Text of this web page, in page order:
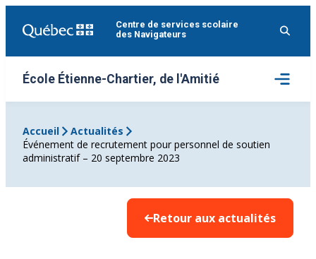
Centre de services scolaire
des Navigateurs
École Étienne-Chartier, de l'Amitié
Ouvrir
le
menu
Accueil
Actualités
Événement de recrutement pour personnel de soutien
administratif – 20 septembre 2023
Retour aux actualités